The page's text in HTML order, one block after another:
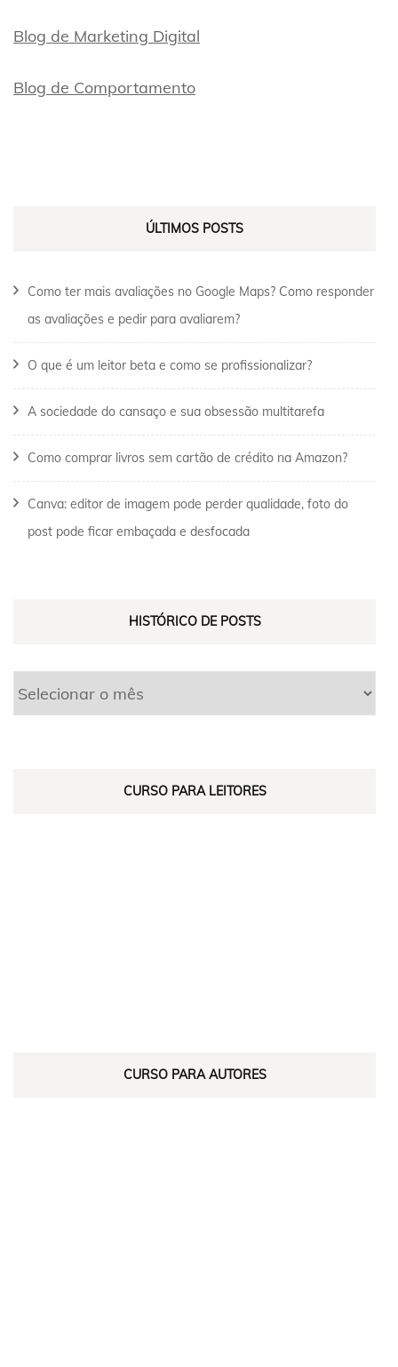
Blog de Marketing Digital
Blog de Comportamento
ÚLTIMOS POSTS
Como ter mais avaliações no Google Maps? Como responder
as avaliações e pedir para avaliarem?
O que é um leitor beta e como se profissionalizar?
A sociedade do cansaço e sua obsessão multitarefa
Como comprar livros sem cartão de crédito na Amazon?
Canva: editor de imagem pode perder qualidade, foto do
post pode ficar embaçada e desfocada
HISTÓRICO DE POSTS
CURSO PARA LEITORES
CURSO PARA AUTORES